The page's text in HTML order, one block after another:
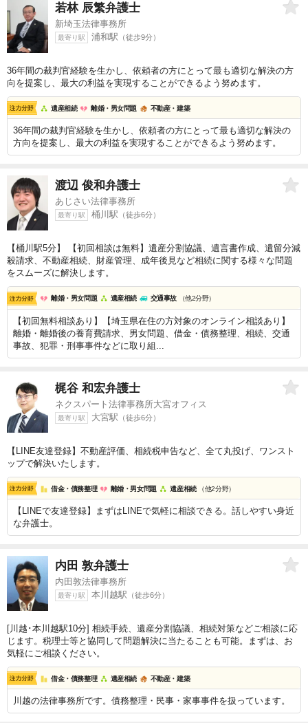
若林 辰繁弁護士
新埼玉法律事務所
最寄り駅 浦和駅 （徒歩9分）
36年間の裁判官経験を生かし、依頼者の方にとって最も適切な解決の方
向を提案し、最大の利益を実現することができるよう努めます。
遺産相続 離婚・男女問題 不動産・建築
36年間の裁判官経験を生かし、依頼者の方にとって最も適切な解決の
方向を提案し、最大の利益を実現することができるよう努めます。
渡辺 俊和弁護士
あじさい法律事務所
最寄り駅 桶川駅 （徒歩6分）
【桶川駅5分】 【初回相談は無料】遺産分割協議、遺言書作成、遺留分減
殺請求、不動産相続、財産管理、成年後見など相続に関する様々な問題
をスムーズに解決します。
離婚・男女問題 遺産相続 交通事故 （他2分野）
【初回無料相談あり】【埼玉県在住の方対象のオンライン相談あり】
離婚・離婚後の養育費請求、男女問題、借金・債務整理、相続、交通
事故、犯罪・刑事事件などに取り組...
梶谷 和宏弁護士
ネクスパート法律事務所大宮オフィス
最寄り駅 大宮駅 （徒歩6分）
【LINE友達登録】不動産評価、相続税申告など、全て丸投げ、ワンスト
ップで解決いたします。
借金・債務整理 離婚・男女問題 遺産相続 （他2分野）
【LINEで友達登録】まずはLINEで気軽に相談できる。話しやすい身近
な弁護士。
内田 敦弁護士
内田敦法律事務所
最寄り駅 本川越駅 （徒歩6分）
[川越･本川越駅10分] 相続手続、遺産分割協議、相続対策などご相談に応
じます。税理士等と協同して問題解決に当たることも可能。まずは、お
気軽にご相談ください。
借金・債務整理 遺産相続 不動産・建築
川越の法律事務所です。債務整理・民事・家事事件を扱っています。